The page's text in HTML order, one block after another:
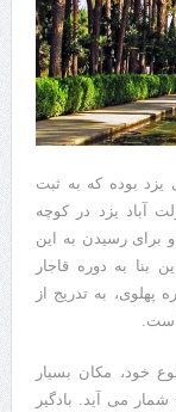
یزد بوده که به ثبت
آباد یزد در کوچه
برای رسیدن به این
بنا به دوره قاجار
به تدریج از
است.
بوده و در نوع خود، مکان بسیار
می آید. بادگیر